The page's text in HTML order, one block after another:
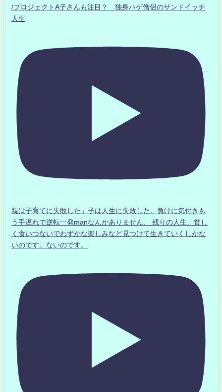
/プロジェクトA子さんも注目？ 独身ハゲ僧侶のサンドイッチ
人生
親は子育てに失敗した」子は人生に失敗した。負けに気付きも
う手遅れで逆転一発manなんかありません、 残りの人生、貧し
く食いつないでわずかな楽しみなど見つけて生きていくしかな
いのです。ないのです。